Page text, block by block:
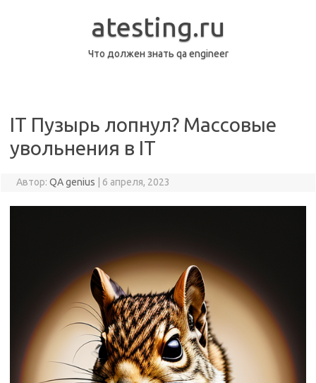
atesting.ru
Что должен знать qa engineer
IT Пузырь лопнул? Массовые
увольнения в IT
Автор: QA genius 6 апреля, 2023